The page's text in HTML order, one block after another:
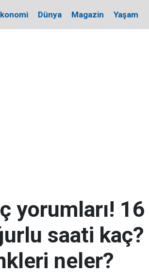
Dünya Magazin Yaşam
yorumları! 16
saati kaç?
neler?